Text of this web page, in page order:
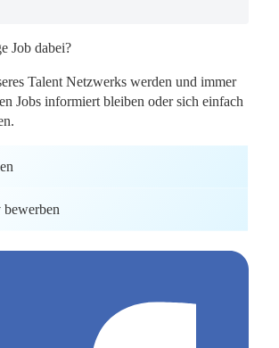
Job dabei?
Talent Netzwerks werden und immer
Jobs informiert bleiben oder sich einfach